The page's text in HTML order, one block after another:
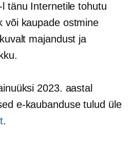
tänu Internetile tohutu
või kaupade ostmine
majandust ja
2023. aastal
e-kaubanduse tulud üle
.